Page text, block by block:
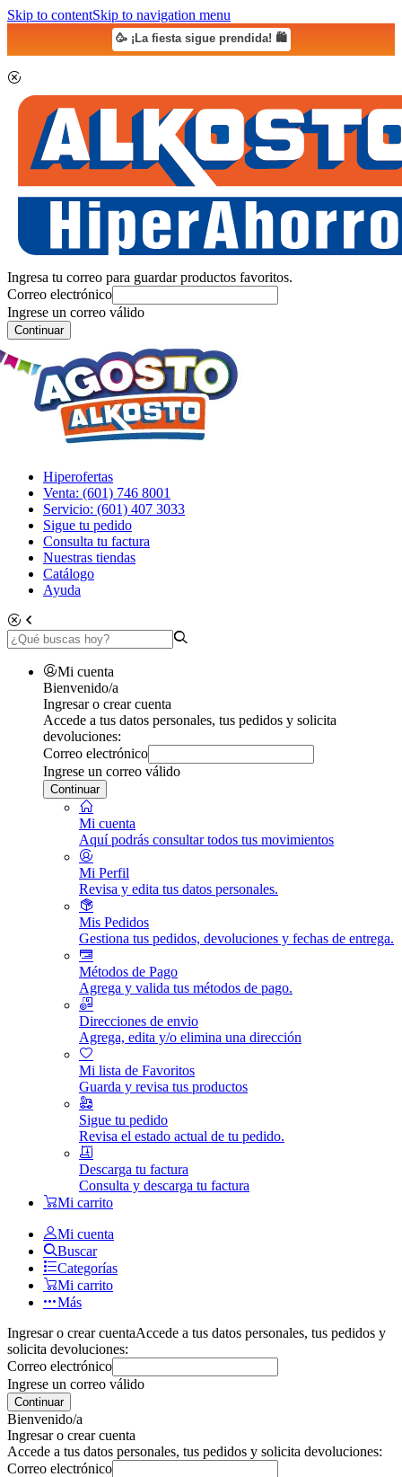
Skip to contentSkip to navigation menu
🥳 ¡La fiesta sigue prendida! 🛍️
Ingresa tu correo para guardar productos favoritos.
Correo electrónico
Ingrese un correo válido
Continuar
Hiperofertas
Venta: (601) 746 8001
Servicio: (601) 407 3033
Sigue tu pedido
Consulta tu factura
Nuestras tiendas
Catálogo
Ayuda
Mi cuenta
Bienvenido/a
Ingresar o crear cuenta
Accede a tus datos personales, tus pedidos y solicita
devoluciones:
Correo electrónico
Ingrese un correo válido
Continuar
Mi cuenta
Aquí podrás consultar todos tus movimientos
Mi Perfil
Revisa y edita tus datos personales.
Mis Pedidos
Gestiona tus pedidos, devoluciones y fechas de entrega.
Métodos de Pago
Agrega y valida tus métodos de pago.
Direcciones de envio
Agrega, edita y/o elimina una dirección
Mi lista de Favoritos
Guarda y revisa tus productos
Sigue tu pedido
Revisa el estado actual de tu pedido.
Descarga tu factura
Consulta y descarga tu factura
Mi carrito
Mi cuenta
Buscar
Categorías
Mi carrito
Más
Ingresar o crear cuentaAccede a tus datos personales, tus pedidos y
solicita devoluciones:
Correo electrónico
Ingrese un correo válido
Continuar
Bienvenido/a
Ingresar o crear cuenta
Accede a tus datos personales, tus pedidos y solicita devoluciones:
Correo electrónico